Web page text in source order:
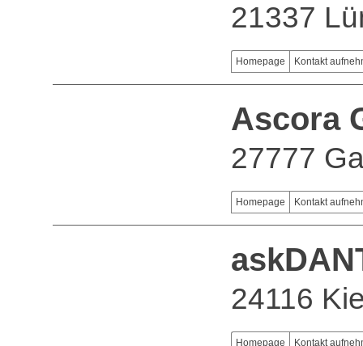
21337
Homepage Kontakt
Ascora
27777
Homepage Kontakt
24116
Homepage Kontakt